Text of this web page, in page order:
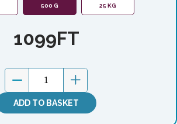
500 G 25 KG
1099FT
ADD TO BASKET